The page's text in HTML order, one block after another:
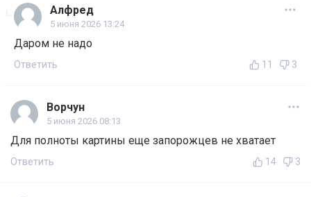
Алфред
5 июня 2026 13:24
Даром не надо
Ответить 11 3
Ворчун
5 июня 2026 08:13
Для полноты картины еще запорожцев не хватает
Ответить 14 3